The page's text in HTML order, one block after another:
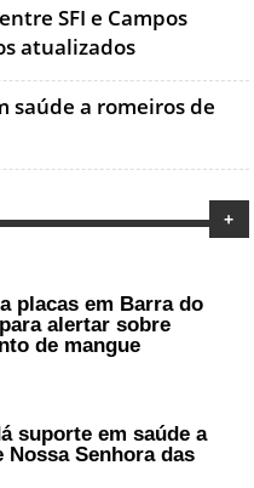
SFI e Campos
atualizados
saúde a romeiros de
+
placas em Barra do
alertar sobre
de mangue
suporte em saúde a
Nossa Senhora das